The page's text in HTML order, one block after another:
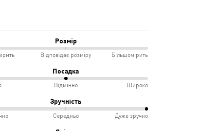
Розмір
Відповідає розміру Більшомірить
Посадка
Відмінно Широко
Зручність
Середньо Дуже зручно